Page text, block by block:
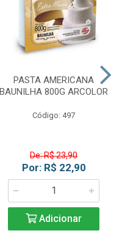
PASTA AMERICANA
BAUNILHA 800G ARCOLOR
Código: 497
De: R$ 23,90
Por: R$ 22,90
Adicionar